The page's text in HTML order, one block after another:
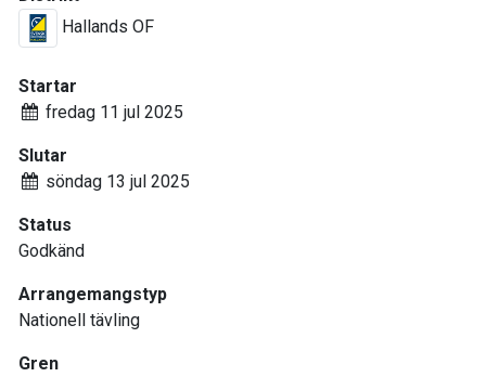
Hallands OF
Startar
fredag 11 jul 2025
Slutar
söndag 13 jul 2025
Status
Godkänd
Arrangemangstyp
Nationell tävling
Gren